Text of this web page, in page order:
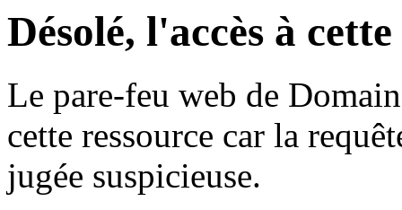
Désolé, l'accès à
Le pare-feu web de
cette ressource car la
jugée suspicieuse.